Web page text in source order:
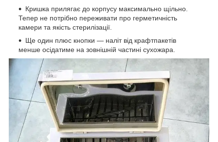
Кришка прилягає до корпусу максимально щільно.
Тепер не потрібно переживати про герметичність
камери та якість стерилізації. ⠀
Ще один плюс кнопки — наліт від крафтпакетів
менше осідатиме на зовнішній частині сухожара.⠀